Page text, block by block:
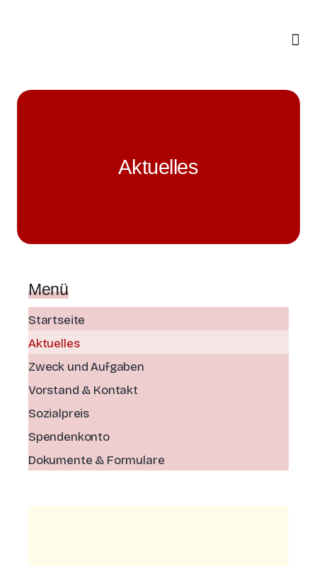
Aktuelles
Menü
Startseite
Aktuelles
Zweck und Aufgaben
Vorstand & Kontakt
Sozialpreis
Spendenkonto
Dokumente & Formulare